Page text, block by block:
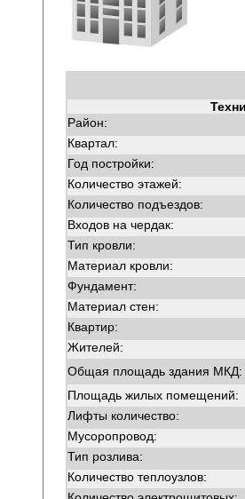
Район:
Квартал:
Год постройки:
Количество этажей:
Количество подъездов:
Входов на чердак:
Тип кровли:
Материал кровли:
Фундамент:
Материал стен:
Квартир:
Жителей:
Общая площадь здания МКД:
Площадь жилых помещений:
Лифты количество:
Мусоропровод:
Тип розлива:
Количество теплоузлов: